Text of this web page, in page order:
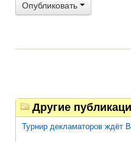
Опубликовать
Другие
Турнир декламаторов ждёт